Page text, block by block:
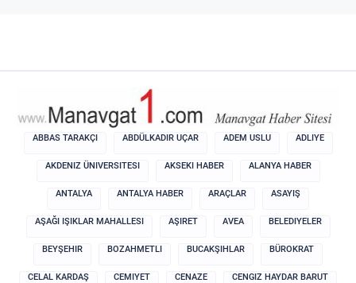
ABBAS TARAKÇI ABDÜLKADIR UÇAR ADEM USLU ADLIYE
AKDENIZ ÜNIVERSITESI AKSEKI HABER ALANYA HABER
ANTALYA ANTALYA HABER ARAÇLAR ASAYIŞ
AŞAĞI IŞIKLAR MAHALLESI AŞIRET AVEA BELEDIYELER
BEYŞEHIR BOZAHMETLI BUCAKŞIHLAR BÜROKRAT
CELAL KARDAŞ CEMIYET CENAZE CENGIZ HAYDAR BARUT